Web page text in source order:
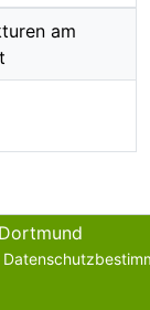
am